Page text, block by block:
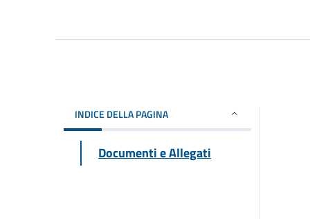
INDICE DELLA PAGINA
Documenti e Allegati